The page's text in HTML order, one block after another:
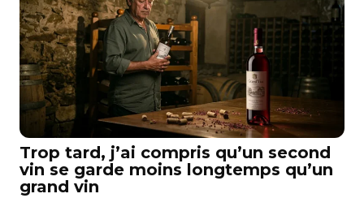
Trop tard, j’ai compris qu’un second
vin se garde moins longtemps qu’un
grand vin